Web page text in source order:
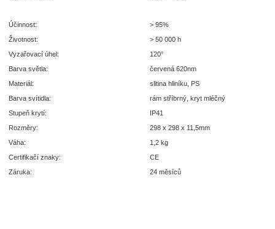
Účinnost:
> 95%
Životnost:
> 50 000 h
Vyzařovací úhel:
120°
Barva světla:
červená 620nm
Materiál:
slitina hliníku, PS
Barva svítidla:
rám stříbrný, kryt mléčný
Stupeň krytí:
IP41
Rozměry:
298 x 298 x 11,5mm
Váha:
1,2 kg
Certifikačí znaky:
CE
Záruka:
24 měsíců